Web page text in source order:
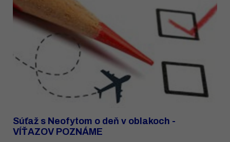
Súťaž s Neofytom o deň v oblakoch -
VÍŤAZOV POZNÁME